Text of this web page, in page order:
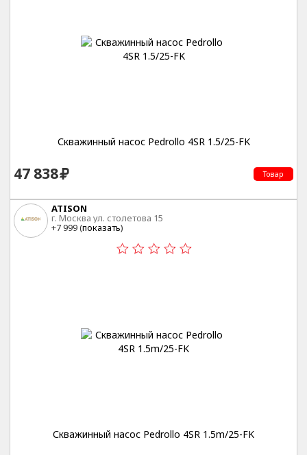
Скважинный насос Pedrollo 4SR 1.5/25-FK
47 838 Товар
ATISON
г. Москва ул. столетова 15
+7 999 (показать)
Скважинный насос Pedrollo 4SR 1.5m/25-FK